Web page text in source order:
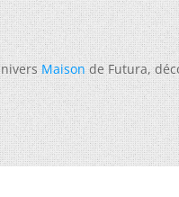
Maisonde Futura,